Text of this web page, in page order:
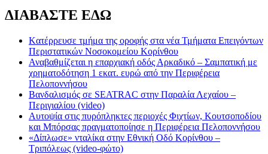
ΔΙΑΒΑΣΤΕ ΕΔΩ
Kατέρρευσε τμήμα της οροφής στα νέα Τμήματα Επειγόντων
Περιστατικών Νοσοκομείου Κορίνθου
Αναβαθμίζεται η επαρχιακή οδός Αρκαδικό – Σαμπατική με
χρηματοδότηση 1 εκατ. ευρώ από την Περιφέρεια
Πελοποννήσου
Βανδαλισμός σε SEATRAC στην Παραλία Λεχαίου –
Περιγιαλίου (video)
Αυτοψία στις πυρόπληκτες περιοχές Φιχτίων, Κουτσοποδίου
και Μπόρσας πραγματοποίησε η Περιφέρεια Πελοποννήσου
«Δίπλωσε» νταλίκα στην Εθνική Oδό Κορίνθου –
Τριπόλεως (video-φώτο)